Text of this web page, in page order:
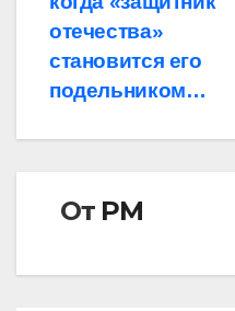
по
записям
отечества»
становится его
подельником…
От РМ